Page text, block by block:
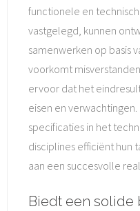
functionele en
vastgelegd, kunnen
samenwerken op basis
voorkomt
ervoor dat het
eisen en
specificaties in het
disciplines efficiënt hun
aan een succesvolle
Biedt een solide